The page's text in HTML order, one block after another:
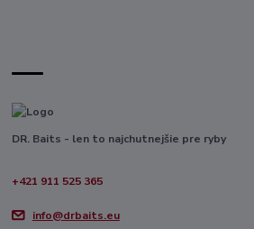
DR. Baits - len to najchutnejšie pre ryby
+421 911 525 365
info@drbaits.eu